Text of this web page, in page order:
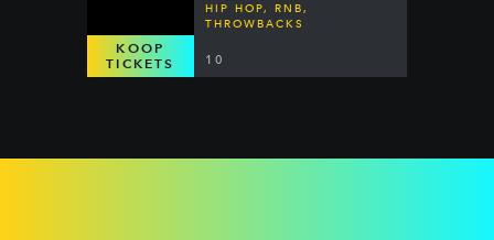
KOOP
TICKETS
HIP HOP, RNB,
THROWBACKS
10